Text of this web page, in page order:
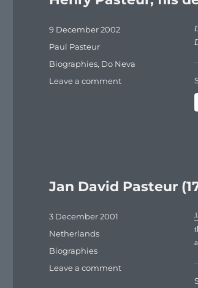
Posted
9 December 2002
Categories
Paul Pasteur
Tags
Biographies, Do Neva
Leave a commenton
Jan David Pasteur
Posted
3 December 2001
Categories
Netherlands
Tags
Biographies
Leave a commenton